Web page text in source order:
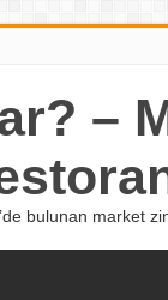
–
bulunan market